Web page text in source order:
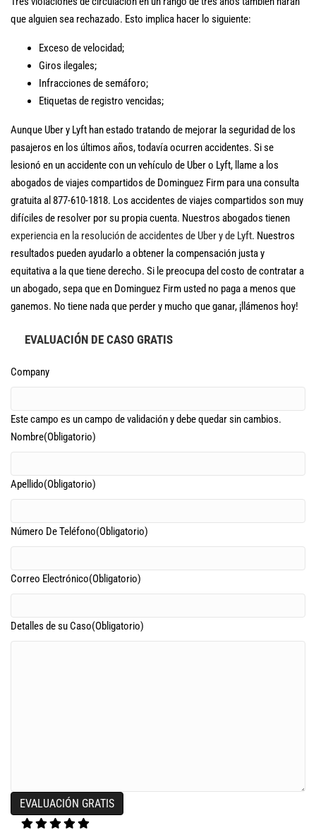
que alguien sea rechazado. Esto implica hacer lo siguiente:
Exceso de velocidad;
Giros ilegales;
Infracciones de semáforo;
Etiquetas de registro vencidas;
Aunque Uber y Lyft han estado tratando de mejorar la seguridad de los
pasajeros en los últimos años, todavía ocurren accidentes. Si se
lesionó en un accidente con un vehículo de Uber o Lyft, llame a los
abogados de viajes compartidos de Dominguez Firm para una consulta
gratuita al 877-610-1818. Los accidentes de viajes compartidos son muy
difíciles de resolver por su propia cuenta. Nuestros abogados tienen
experiencia en la resolución de accidentes de Uber y de Lyft. Nuestros
resultados pueden ayudarlo a obtener la compensación justa y
equitativa a la que tiene derecho. Si le preocupa del costo de contratar a
un abogado, sepa que en Dominguez Firm usted no paga a menos que
ganemos. No tiene nada que perder y mucho que ganar, ¡llámenos hoy!
EVALUACIÓN DE CASO GRATIS
Company
Este campo es un campo de validación y debe quedar sin cambios.
Nombre(Obligatorio)
Apellido(Obligatorio)
Número De Teléfono(Obligatorio)
Correo Electrónico(Obligatorio)
Detalles de su Caso(Obligatorio)